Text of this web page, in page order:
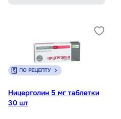
ПО РЕЦЕПТУ
Ницерголин 5 мг таблетки
30 шт